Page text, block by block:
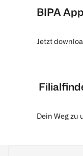
BIPA App
Jetzt
Dein Weg zu